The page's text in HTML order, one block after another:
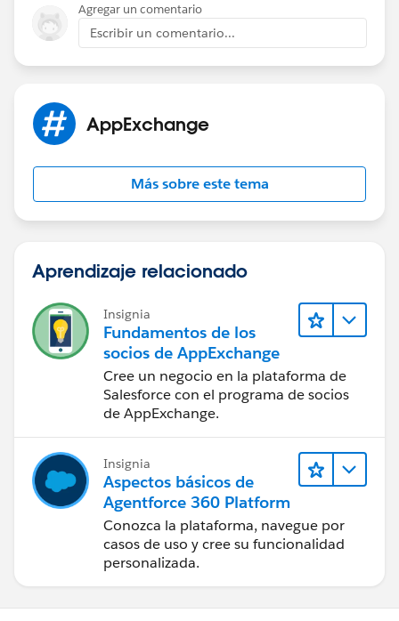
Agregar un comentario
Escribir un comentario...
AppExchange
Más sobre este tema
Aprendizaje relacionado
Insignia
Fundamentos de los
socios de AppExchange
Cree un negocio en la plataforma de
Salesforce con el programa de socios
de AppExchange.
Insignia
Aspectos básicos de
Agentforce 360 Platform
Conozca la plataforma, navegue por
casos de uso y cree su funcionalidad
personalizada.